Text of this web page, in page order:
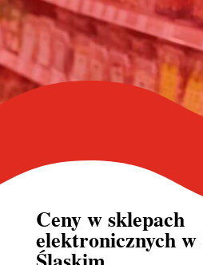
Ceny wsklepach
elektronicznychw